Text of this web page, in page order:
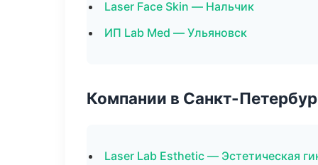
Laser Face Skin — Нальчик
ИП Lab Med — Ульяновск
Компании в Санкт-
Laser Lab Esthetic — Эстетическая